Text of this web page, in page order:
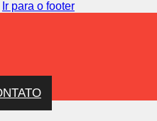
Ir para o footer